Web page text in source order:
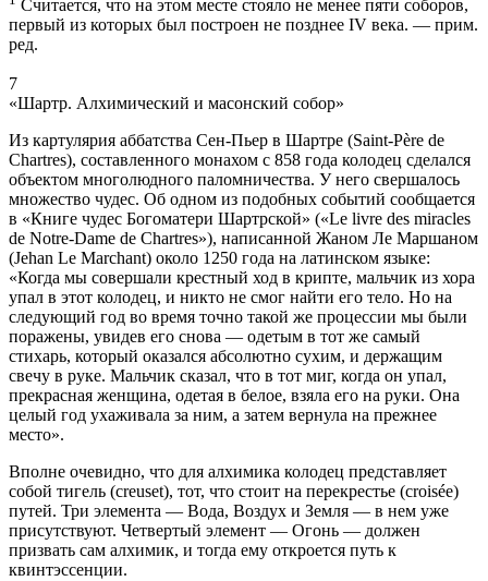
Считается, что на этом месте стояло не менее пяти соборов,
первый из которых был построен не позднее IV века. — прим.
ред.
7
«Шартр. Алхимический и масонский собор»
Из картулярия аббатства Сен-Пьер в Шартре (Saint-Père de
Chartres), составленного монахом с 858 года колодец сделался
объектом многолюдного паломничества. У него свершалось
множество чудес. Об одном из подобных событий сообщается
в «Книге чудес Богоматери Шартрской» («Le livre des miracles
de Notre-Dame de Chartres»), написанной Жаном Ле Маршаном
(Jehan Le Marchant) около 1250 года на латинском языке:
«Когда мы совершали крестный ход в крипте, мальчик из хора
упал в этот колодец, и никто не смог найти его тело. Но на
следующий год во время точно такой же процессии мы были
поражены, увидев его снова — одетым в тот же самый
стихарь, который оказался абсолютно сухим, и держащим
свечу в руке. Мальчик сказал, что в тот миг, когда он упал,
прекрасная женщина, одетая в белое, взяла его на руки. Она
целый год ухаживала за ним, а затем вернула на прежнее
место».
Вполне очевидно, что для алхимика колодец представляет
собой тигель (creuset), тот, что стоит на перекрестье (croisée)
путей. Три элемента — Вода, Воздух и Земля — в нем уже
присутствуют. Четвертый элемент — Огонь — должен
призвать сам алхимик, и тогда ему откроется путь к
квинтэссенции.